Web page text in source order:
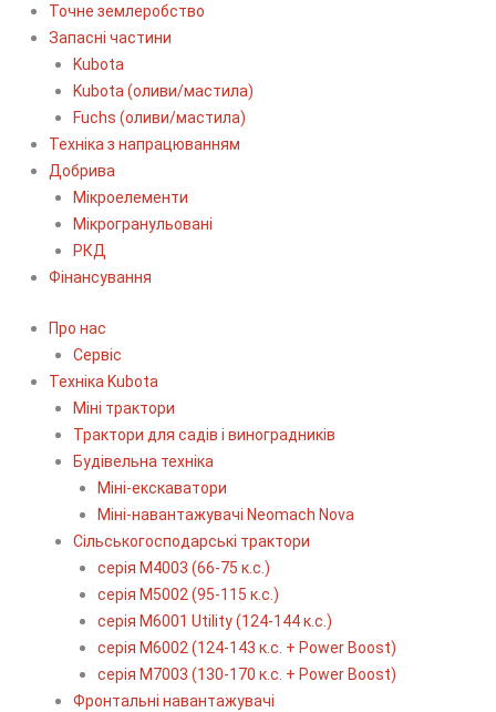
Точне землеробство
Запасні частини
Kubota
Kubota (оливи/мастила)
Fuchs (оливи/мастила)
Техніка з напрацюванням
Добрива
Мікроелементи
Мікрогранульовані
РКД
Фінансування
Про нас
Сервіс
Технiка Kubota
Міні трактори
Трактори для садів і виноградників
Будівельна техніка
Міні-екскаватори
Міні-навантажувачі Neomach Nova
Сільськогосподарські трактори
серія М4003 (66-75 к.с.)
серія М5002 (95-115 к.с.)
серія M6001 Utility (124-144 к.с.)
серія М6002 (124-143 к.с. + Power Boost)
серія М7003 (130-170 к.с. + Power Boost)
Фронтальні навантажувачі